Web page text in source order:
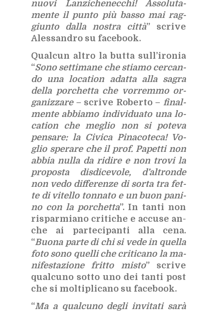
nuo­vi Lan­zi­che­nec­chi! As­so­lu­ta­
men­te il pun­to più bas­so mai rag­
giun­to dal­la no­stra cit­tà” scri­ve
Ales­san­dro su fa­ce­book.
Qual­cun al­tro la but­ta sul­l’i­ro­nia
“Sono set­ti­ma­ne che stia­mo cer­can­
do una lo­ca­tion adat­ta alla sa­gra
del­la por­chet­ta che vor­rem­mo or­
ga­niz­za­re– scri­ve Ro­ber­to – fi­nal­
men­te ab­bia­mo in­di­vi­dua­to una lo­
ca­tion che me­glio non si po­te­va
pen­sa­re: la Ci­vi­ca Pi­na­co­te­ca! Vo­
glio spe­ra­re che il prof. Pa­pet­ti non
ab­bia nul­la da ri­di­re e non tro­vi la
pro­po­sta di­sdi­ce­vo­le, d’al­tron­de
non vedo dif­fe­ren­ze di sor­ta tra fet­
te di vi­tel­lo ton­na­to e un buon pa­ni­
no con la por­chet­ta”. In tan­ti non
ri­spar­mia­no cri­ti­che e ac­cu­se an­
che ai par­te­ci­pan­ti alla cena.
“Buo­na par­te di chi si vede in quel­la
foto sono quel­li che cri­ti­ca­no la ma­
ni­fe­sta­zio­ne frit­to mi­sto” scri­ve
qual­cu­no sot­to uno dei tan­ti post
che si mol­ti­pli­ca­no su fa­ce­book.
“Ma a qual­cu­no de­gli in­vi­ta­ti sarà